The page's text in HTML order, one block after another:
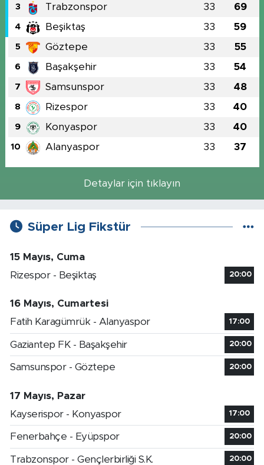
3 Trabzonspor 33 69
4 Beşiktaş 33 59
5 Göztepe 33 55
6 Başakşehir 33 54
7 Samsunspor 33 48
8 Rizespor 33 40
9 Konyaspor 33 40
10 Alanyaspor 33 37
Detaylar için tıklayın
Süper Lig Fikstür
15 Mayıs, Cuma
Rizespor - Beşiktaş
20:00
16 Mayıs, Cumartesi
Fatih Karagümrük - Alanyaspor
17:00
Gaziantep FK - Başakşehir 20:00
Samsunspor - Göztepe 20:00
17 Mayıs, Pazar
Kayserispor - Konyaspor
17:00
Fenerbahçe - Eyüpspor 20:00
Trabzonspor - Gençlerbirliği S.K. 20:00